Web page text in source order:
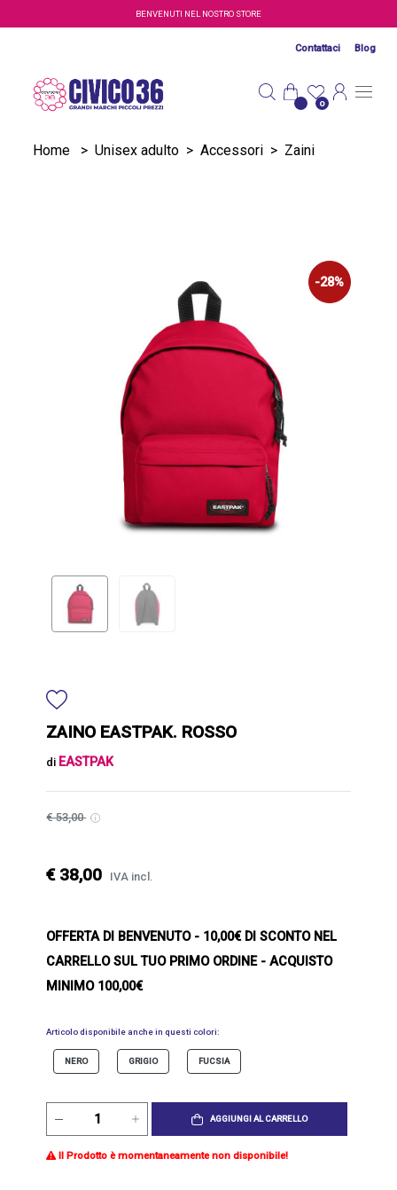
Salta al contenuto principaleBENVENUTI NEL NOSTRO STORE
Contattaci Blog
0
Home > Unisex adulto > Accessori > Zaini
-28%
ZAINO EASTPAK. ROSSO
di EASTPAK
€ 53,00
€ 38,00 IVA incl.
OFFERTA DI BENVENUTO- 10,00€ DI SCONTO NEL
CARRELLO SUL TUO PRIMO ORDINE - ACQUISTO
MINIMO 100,00€
Articolo disponibile anche in questi colori:
NERO GRIGIO FUCSIA
AGGIUNGI AL CARRELLO
Il Prodotto è momentaneamente non disponibile!